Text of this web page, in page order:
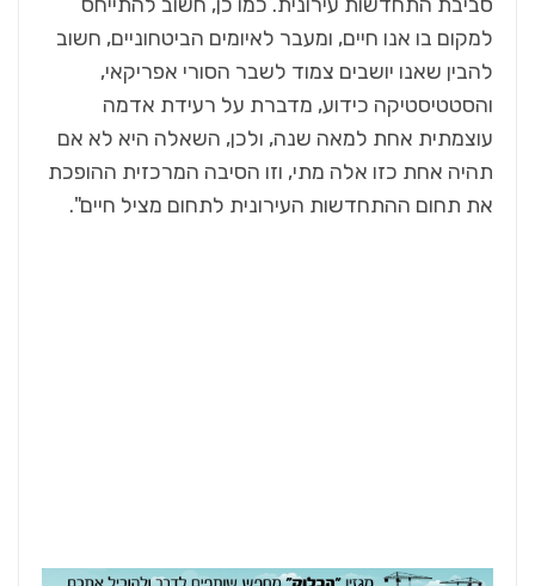
למקום בו אנו חיים, ומעבר לאיומים הביטחוניים, חשוב
להבין שאנו יושבים צמוד לשבר הסורי אפריקאי,
והסטטיסטיקה כידוע, מדברת על רעידת אדמה
עוצמתית אחת למאה שנה, ולכן, השאלה היא לא אם
תהיה אחת כזו אלה מתי, וזו הסיבה המרכזית ההופכת
את תחום ההתחדשות העירונית לתחום מציל חיים".